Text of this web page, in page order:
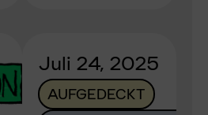
Juli 24, 2025
AUFGEDECKT